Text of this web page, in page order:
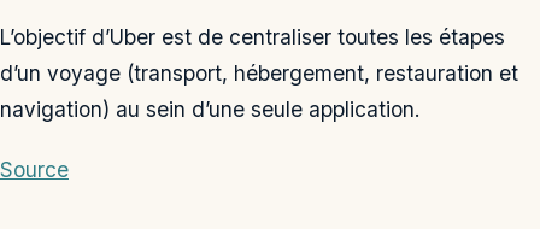
L’objectif d’Uber est de centraliser toutes les étapes
d’un voyage (transport, hébergement, restauration et
navigation) au sein d’une seule application.
Source